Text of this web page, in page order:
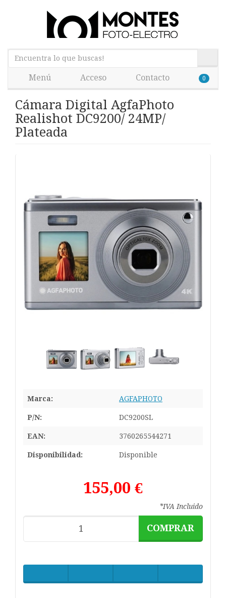
Menú Acceso Contacto 0
Cámara Digital AgfaPhoto
Realishot DC9200/ 24MP/
Plateada
Marca: AGFAPHOTO
P/N: DC9200SL
EAN: 3760265544271
Disponibilidad: Disponible
155,00 €
*IVA Incluido
COMPRAR